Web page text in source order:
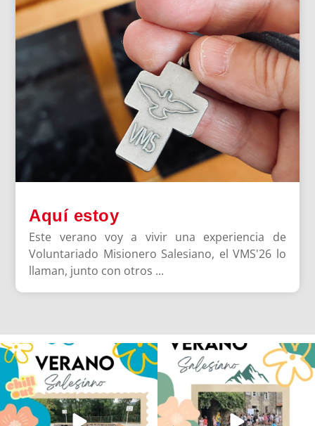
Aquí estoy
Este verano voy a vivir una experiencia de
Voluntariado Misionero Salesiano, el VMS'26 lo
llaman, junto con otros ...
Los alumnos de 6º de Primaria, 1º y 2º
de la ESO...
145 2
La diversión y la alegría también se han
sentido...
95 0